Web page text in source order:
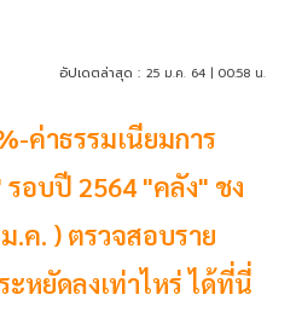
อัปเดตล่าสุด : 25 ม.ค. 64 | 00:58 น.
ค่าธรรมเนียมการ
รอบปี 2564 "คลัง" ชง
.ค. ) ตรวจสอบราย
หยัดลงเท่าไหร่ ได้ที่นี่